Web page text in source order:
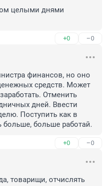
целыми днями
+0 –0
финансов, но оно
средств. Может
Отменить
дней. Ввести
Поступить как в
больше работай.
+0 –0
товарищи, отчислять